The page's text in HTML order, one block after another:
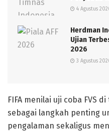
4 Agustus
Herdman
Ujian
2026
3 Agustus
FIFA menilai uji coba FVS
sebagai langkah penting
pengalaman sekaligus